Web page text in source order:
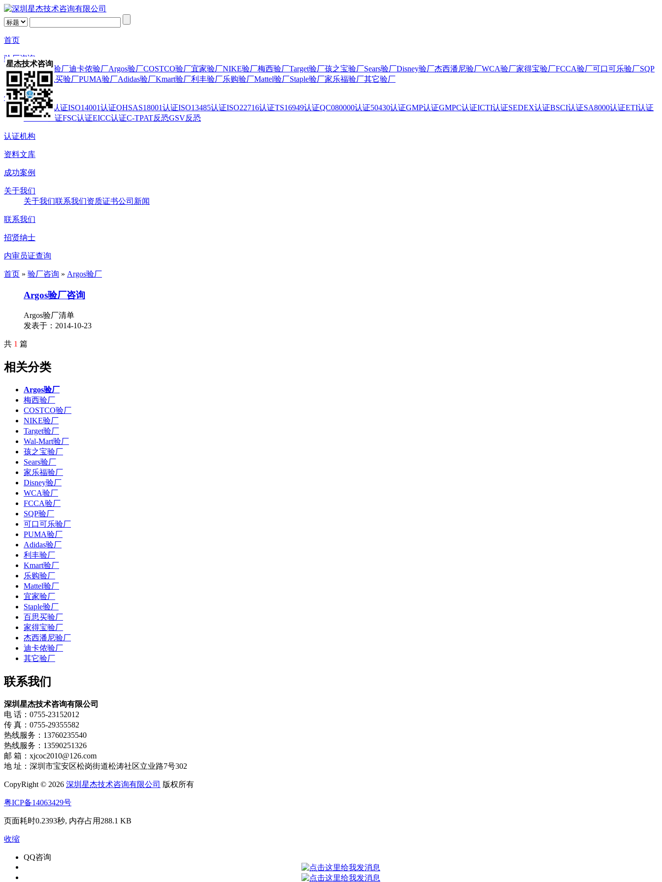
首页
验厂咨询
Wal-Mart验厂迪卡侬验厂Argos验厂COSTCO验厂宜家验厂NIKE验厂梅西验厂Target验厂孩之宝验厂Sears验厂Disney验厂杰西潘尼验厂WCA验厂家得宝验厂FCCA验厂可口可乐验厂SQP
验厂
百思买验厂PUMA验厂Adidas验厂Kmart验厂利丰验厂乐购验厂Mattel验厂Staple验厂家乐福验厂其它验厂
体系认证
ISO9001认证ISO14001认证OHSAS18001认证ISO13485认证ISO22716认证TS16949认证QC080000认证50430认证GMP认证GMPC认证ICTI认证SEDEX认证BSCI认证SA8000认证ETI认证
WRAP认证FSC认证EICC认证C-TPAT反恐GSV反恐
认证机构
资料文库
成功案例
关于我们
关于我们联系我们资质证书公司新闻
联系我们
招贤纳士
内审员证查询
首页 » 验厂咨询 » Argos验厂
Argos验厂咨询
Argos验厂清单
发表于：2014-10-23
共 1 篇
相关分类
Argos验厂
梅西验厂
COSTCO验厂
NIKE验厂
Target验厂
Wal-Mart验厂
孩之宝验厂
Sears验厂
家乐福验厂
Disney验厂
WCA验厂
FCCA验厂
SQP验厂
可口可乐验厂
PUMA验厂
Adidas验厂
利丰验厂
Kmart验厂
乐购验厂
Mattel验厂
宜家验厂
Staple验厂
百思买验厂
家得宝验厂
杰西潘尼验厂
迪卡侬验厂
其它验厂
联系我们
深圳星杰技术咨询有限公司
电 话：0755-23152012
传 真：0755-29355582
热线服务：13760235540
热线服务：13590251326
邮 箱：xjcoc2010@126.com
地 址：深圳市宝安区松岗街道松涛社区立业路7号302
CopyRight © 2026 深圳星杰技术咨询有限公司 版权所有
星杰技术咨询
粤ICP备14063429号
页面耗时0.2393秒, 内存占用288.1 KB
收缩
QQ咨询